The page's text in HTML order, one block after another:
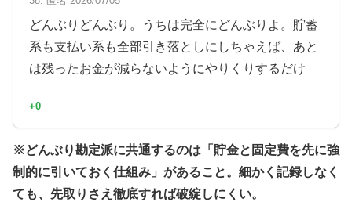
どんぶりどんぶり。うちは完全にどんぶりよ。貯蓄
系も支払い系も全部引き落としにしちゃえば、あと
は残ったお金が減らないようにやりくりするだけ
+0
※どんぶり勘定派に共通するのは「貯金と固定費を先に強
制的に引いておく仕組み」があること。細かく記録しなく
ても、先取りさえ徹底すれば破綻しにくい。